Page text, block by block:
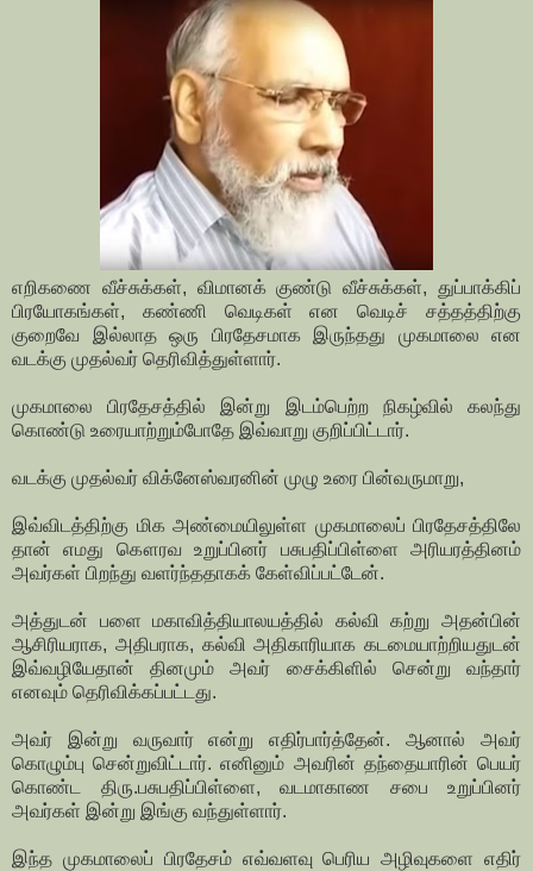
எறிகணை வீச்சுக்கள், விமானக் குண்டு வீச்சுக்கள், துப்பாக்கிப்
பிரயோகங்கள், கண்ணி வெடிகள் என வெடிச் சத்தத்திற்கு
குறைவே இல்லாத ஒரு பிரதேசமாக இருந்தது முகமாலை என
வடக்கு முதல்வர் தெரிவித்துள்ளார்.
முகமாலை பிரதேசத்தில் இன்று இடம்பெற்ற நிகழ்வில் கலந்து
கொண்டு உரையாற்றும்போதே இவ்வாறு குறிப்பிட்டார்.
வடக்கு முதல்வர் விக்னேஸ்வரனின் முழு உரை பின்வருமாறு,
இவ்விடத்திற்கு மிக அண்மையிலுள்ள முகமாலைப் பிரதேசத்திலே
தான் எமது கௌரவ உறுப்பினர் பசுபதிப்பிள்ளை அரியரத்தினம்
அவர்கள் பிறந்து வளர்ந்ததாகக் கேள்விப்பட்டேன்.
அத்துடன் பளை மகாவித்தியாலயத்தில் கல்வி கற்று அதன்பின்
ஆசிரியராக, அதிபராக, கல்வி அதிகாரியாக கடமையாற்றியதுடன்
இவ்வழியேதான் தினமும் அவர் சைக்கிளில் சென்று வந்தார்
எனவும் தெரிவிக்கப்பட்டது.
அவர் இன்று வருவார் என்று எதிர்பார்த்தேன். ஆனால் அவர்
கொழும்பு சென்றுவிட்டார். எனினும் அவரின் தந்தையாரின் பெயர்
கொண்ட திரு.பசுபதிப்பிள்ளை, வடமாகாண சபை உறுப்பினர்
அவர்கள் இன்று இங்கு வந்துள்ளார்.
இந்த முகமாலைப் பிரதேசம் எவ்வளவு பெரிய அழிவுகளை எதிர்